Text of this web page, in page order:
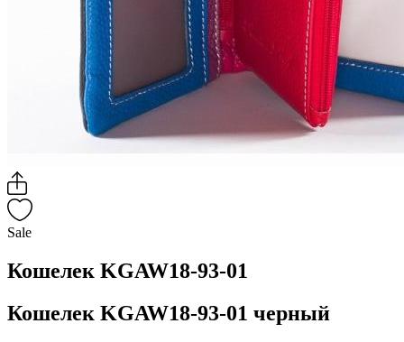
Sale
Кошелек KGAW18-93-01
Кошелек KGAW18-93-01 черный